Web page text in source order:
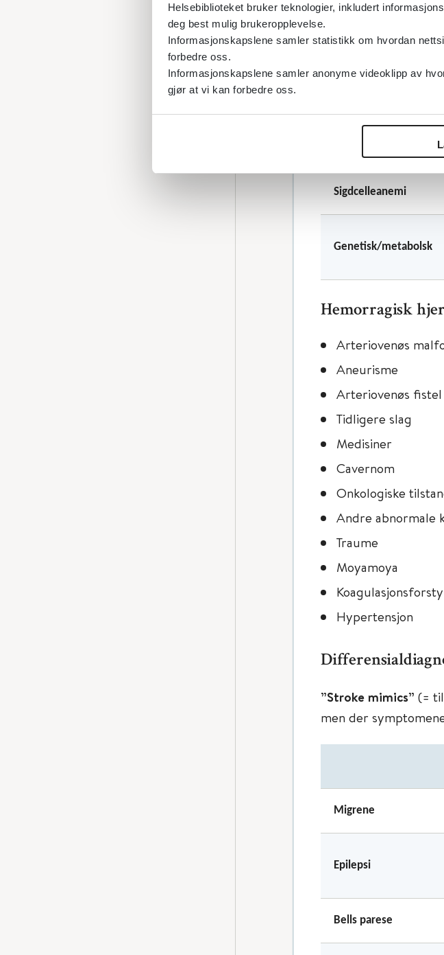
Helsebiblioteket bruker teknologier, inkludert
deg best mulig brukeropplevelse.
Informasjonskapslene samler statistikk om hvordan
forbedre oss.
Informasjonskapslene samler anonyme videoklipp av
gjør at vi kan forbedre oss.
Koagulasjon
Sigdcelleanemi
Genetisk/metabolsk
Hemorragisk
Arteriovenøs
Aneurisme
Arteriovenøs fistel
Tidligere slag
Medisiner
Cavernom
Onkologiske
Andre abnormale
Traume
Moyamoya
Hypertensjon
”Stroke mimics” (=
men der
Migrene
Epilepsi
Bells parese